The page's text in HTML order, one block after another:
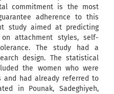
commitment is the most
adherence to this
study aimed at predicting
attachment styles, self-
The study had a
design. The statistical
the women who were
had already referred to
in Pounak, Sadeghiyeh,